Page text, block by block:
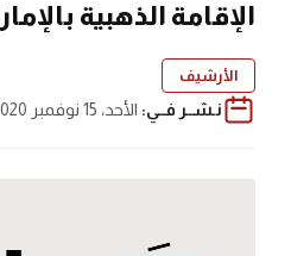
الإقامة الذهبية
الأرشيف
نـشــر فــي: الأحد، 15 نوفمبر 2020 | 3:57 م